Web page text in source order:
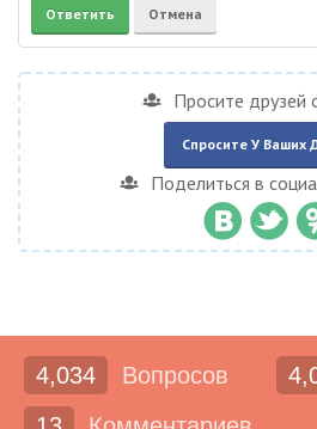
Просите друзей
Спросите У Ваших
Поделиться в
4,034 Вопросов